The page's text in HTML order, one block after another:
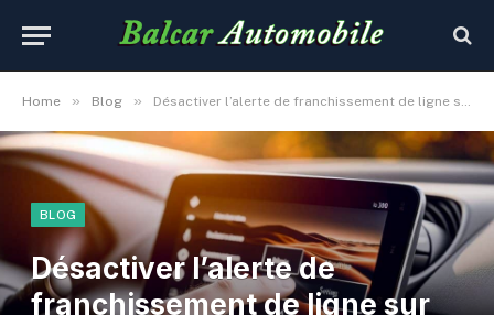
Home » Blog » Désactiver l’alerte de franchissement de ligne sur Peugeot 208 : guide étape par étape
BLOG
Désactiver l’alerte de
franchissement de ligne sur